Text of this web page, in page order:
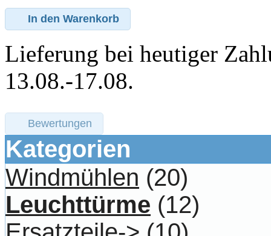
In den Warenkorb
Lieferung bei heutiger
13.08.-17.08.
Bewertungen
Kategorien
Windmühlen (20)
Leuchttürme (12)